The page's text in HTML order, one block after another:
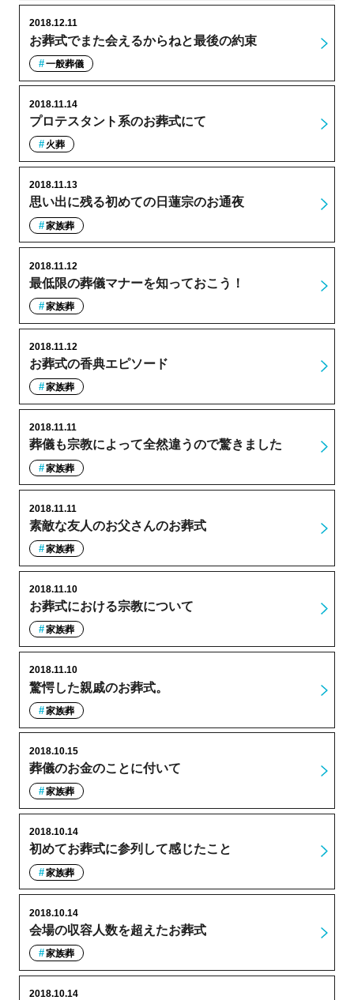
お葬式でまた会えるからねと最後の約束
2018.12.11
一般葬儀
プロテスタント系のお葬式にて
2018.11.14
火葬
思い出に残る初めての日蓮宗のお通夜
2018.11.13
家族葬
最低限の葬儀マナーを知っておこう！
2018.11.12
家族葬
お葬式の香典エピソード
2018.11.12
家族葬
葬儀も宗教によって全然違うので驚きました
2018.11.11
家族葬
素敵な友人のお父さんのお葬式
2018.11.11
家族葬
お葬式における宗教について
2018.11.10
家族葬
驚愕した親戚のお葬式。
2018.11.10
家族葬
葬儀のお金のことに付いて
2018.10.15
家族葬
初めてお葬式に参列して感じたこと
2018.10.14
家族葬
会場の収容人数を超えたお葬式
2018.10.14
家族葬
2018.10.14